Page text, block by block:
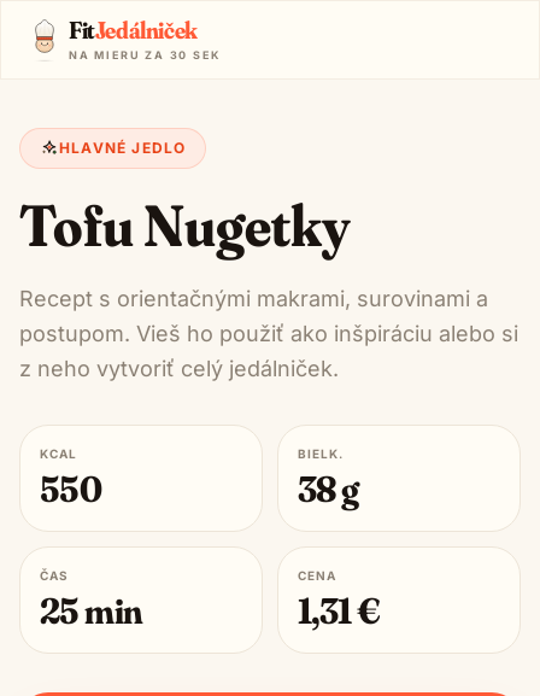
FitJedálniček
NA MIERU ZA 30 SEK
HLAVNÉ JEDLO
Tofu Nugetky
Recept s orientačnými makrami, surovinami a
postupom. Vieš ho použiť ako inšpiráciu alebo si
z neho vytvoriť celý jedálniček.
KCAL
550
BIELK.
38g
ČAS
25min
CENA
1,31€